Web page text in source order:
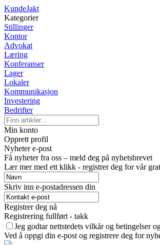
KundeJakt
Kategorier
Stillinger
Kontor
Advokat
Læring
Konferanser
Lager
Lokaler
Kommunikasjon
Investering
Bedrifter
Min konto
Opprett profil
Nyheter e-post
Få nyheter fra oss – meld deg på nyhetsbrevet
Lær mer med ett klikk - registrer deg for vår
Skriv inn e-postadressen din
Registrer deg nå
Registrering fullført - takk
Jeg godtar nettstedets vilkår og betingelser
Ved å oppgi din e-post og registrere deg for